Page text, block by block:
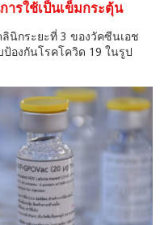
รใช้เป็นเข็มกระตุ้น
นิกระยะที่ 3 ของวัคซีนเอช
ป้องกันโรคโควิด 19 ในรูป